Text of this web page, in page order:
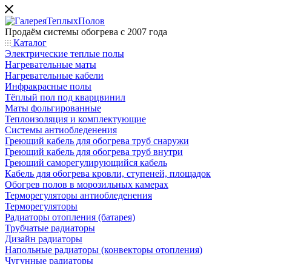
Продаём системы обогрева с 2007 года
Каталог
Электрические теплые полы
Нагревательные маты
Нагревательные кабели
Инфракрасные полы
Тёплый пол под кварцвинил
Маты фольгированные
Теплоизоляция и комплектующие
Системы антиобледенения
Греющий кабель для обогрева труб снаружи
Греющий кабель для обогрева труб внутри
Греющий саморегулирующийся кабель
Кабель для обогрева кровли, ступеней, площадок
Обогрев полов в морозильных камерах
Терморегуляторы антиобледенения
Терморегуляторы
Радиаторы отопления (батарея)
Трубчатые радиаторы
Дизайн радиаторы
Напольные радиаторы (конвекторы отопления)
Чугунные радиаторы